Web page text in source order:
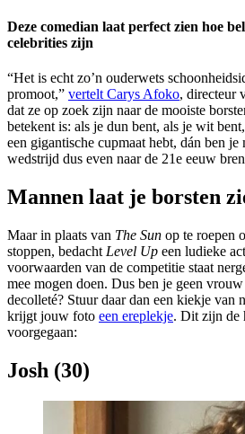
Deze comedian laat perfect zien hoe
celebrities zijn
“Het is echt zo’n ouderwets
promoot,” vertelt Carys Afoko, directeur
dat ze op zoek zijn naar de mooiste
betekent is: als je dun bent, als je wit
een gigantische cupmaat hebt, dán ben
wedstrijd dus even naar de 21e eeuw
Mannen laat je borsten
Maar in plaats van The Sun op te roepen
stoppen, bedacht Level Up een ludieke
voorwaarden van de competitie staat
mee mogen doen. Dus ben je geen
decolleté? Stuur daar dan een kiekje van
krijgt jouw foto een ereplekje. Dit zijn de
voorgegaan:
Josh (30)